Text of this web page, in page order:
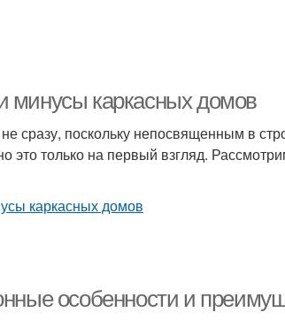
минусы каркасных домов
сразу, поскольку непосвященным в
это только на первый взгляд.
особенности и